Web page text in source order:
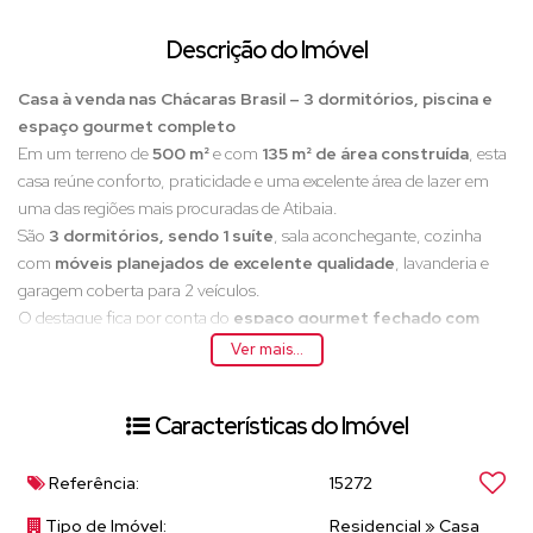
Descrição do Imóvel
Casa à venda nas Chácaras Brasil – 3 dormitórios, piscina e
espaço gourmet completo
Em um terreno de500 m²e com 135 m² de área construída , esta
casa reúne conforto, praticidade e uma excelente área de lazer em
uma das regiões mais procuradas de Atibaia.
São 3 dormitórios, sendo 1 suíte , sala aconchegante, cozinha
com móveis planejados de excelente qualidade , lavanderia e
garagem coberta para 2 veículos.
O destaque fica por conta do espaço gourmet fechado com
, totalmente equipado com armários planejados,
churrasqueira, forno a lenha, cooktop, bancada para refeições e
aproveitar os melhores momentos com a família e os amigos.
Pedra Grande, um dos cartões-postais de Atibaia, proporcionando
Ver mais...
Características do Imóvel
Referência:
15272
Tipo de Imóvel:
Residencial » Casa